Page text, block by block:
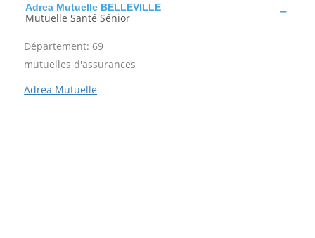
Adrea Mutuelle BELLEVILLE
Mutuelle Santé Sénior
Département: 69
mutuelles d'assurances
Adrea Mutuelle